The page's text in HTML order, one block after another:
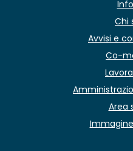
Chi
Avvisi e
Co-
Area